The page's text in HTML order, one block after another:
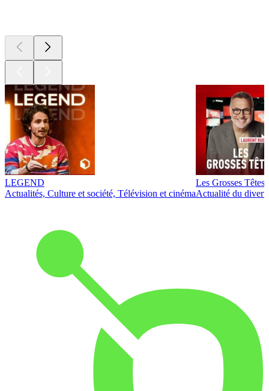
LEGEND
Actualités, Culture et société, Télévision et cinéma
Les Grosses Têtes
Actualité du